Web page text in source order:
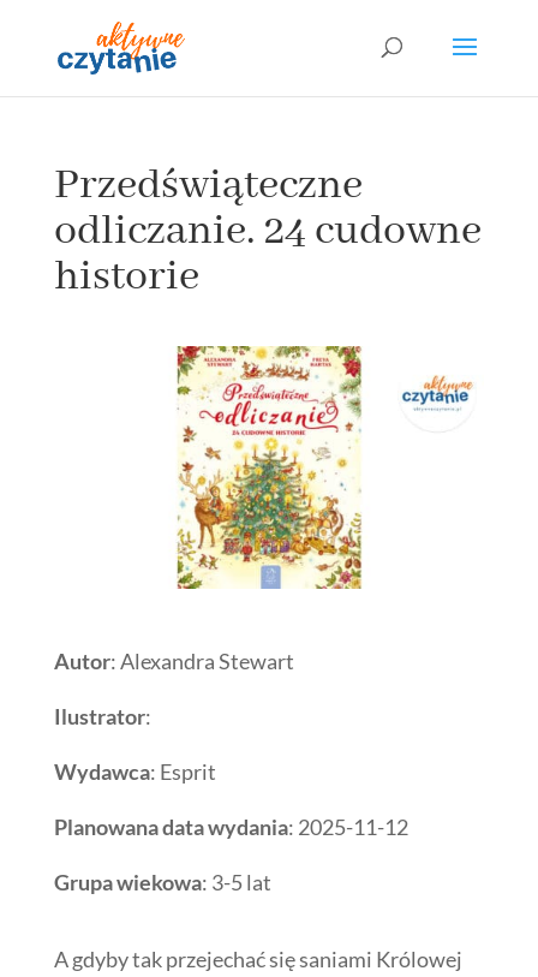
Przedświąteczne
odliczanie. 24 cudowne
historie
Autor: Alexandra Stewart
Ilustrator:
Wydawca: Esprit
Planowana data wydania: 2025-11-12
Grupa wiekowa: 3-5 lat
A gdyby tak przejechać się saniami Królowej